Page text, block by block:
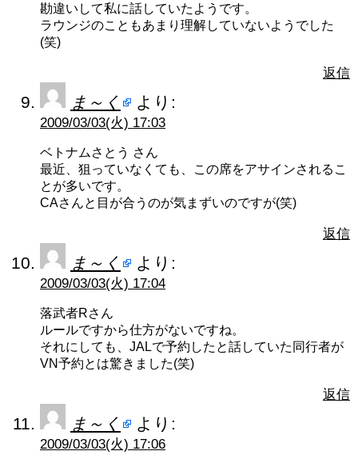
勘違いして私に話していたようです。
ラウンジのこともあまり理解していないようでした
(笑)
返信
ま～く より:
2009/03/03(火) 17:03
ベトナムさとう さん
最近、狙っていなくても、この席をアサインされるこ
とが多いです。
CAさんと目が合うのが気まずいのですが(笑)
返信
ま～く より:
2009/03/03(火) 17:04
落武者Rさん
ルールですから仕方がないですね。
それにしても、JALで予約したと話していた同行者が
VN予約とは驚きました(笑)
返信
ま～く より:
2009/03/03(火) 17:06